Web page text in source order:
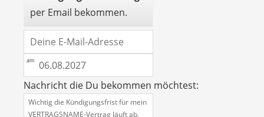
per Email bekommen.
Nachricht die Du bekommen möchtest: